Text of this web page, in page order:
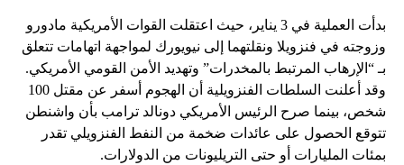
بدأت العملية في 3 يناير، حيث اعتقلت القوات الأمريكية مادورو
وزوجته في فنزويلا ونقلتهما إلى نيويورك لمواجهة اتهامات تتعلق
بـ “الإرهاب المرتبط بالمخدرات” وتهديد الأمن القومي الأمريكي.
وقد أعلنت السلطات الفنزويلية أن الهجوم أسفر عن مقتل 100
شخص، بينما صرح الرئيس الأمريكي دونالد ترامب بأن واشنطن
تتوقع الحصول على عائدات ضخمة من النفط الفنزويلي تقدر
بمئات المليارات أو حتى التريليونات من الدولارات.